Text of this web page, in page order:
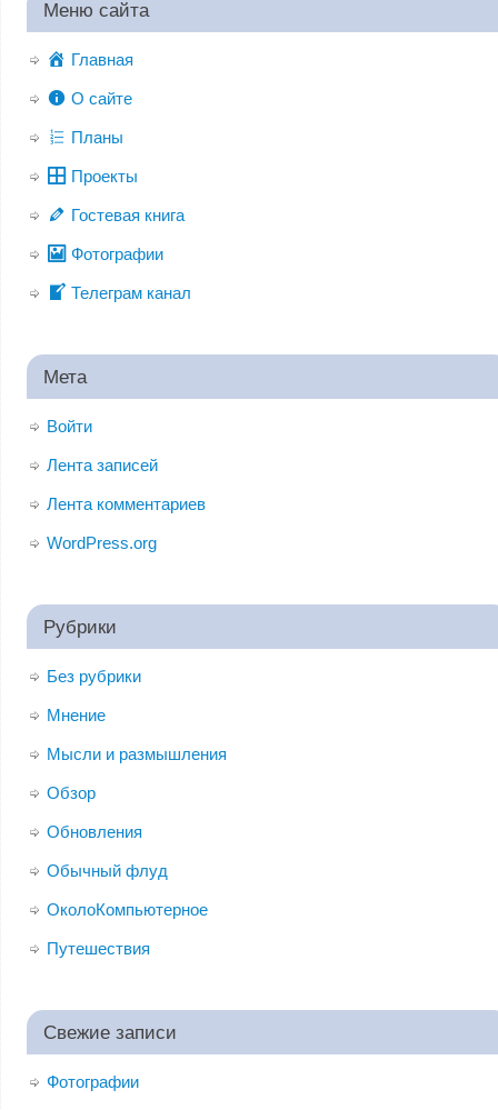
Меню сайта
Главная
О сайте
Планы
Проекты
Гостевая книга
Фотографии
Телеграм канал
Мета
Войти
Лента записей
Лента комментариев
WordPress.org
Рубрики
Без рубрики
Мнение
Мысли и размышления
Обзор
Обновления
Обычный флуд
ОколоКомпьютерное
Путешествия
Свежие записи
Фотографии